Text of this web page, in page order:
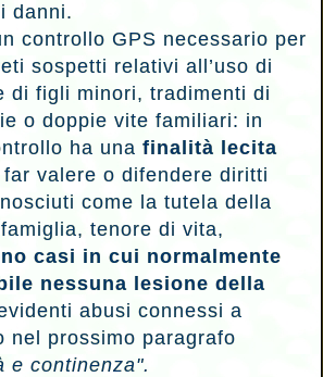
danni.
controllo GPS necessario per
sospetti relativi all’uso di
di figli minori, tradimenti di
o doppie vite familiari: in
ha unafinalità lecita
valere o difendere diritti
come la tutela della
tenore di vita,
casi in cui normalmente
nessuna lesione della
abusi connessi a
nel prossimo paragrafo
e continenza".